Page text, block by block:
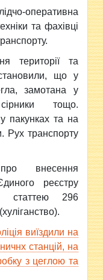
оперативна
та фахівці
території та
що у
замотана у
тощо.
пакунках та на
Рух транспорту
внесення
реєстру
статтею 296
виїздили на
станцій, на
з цеглою та